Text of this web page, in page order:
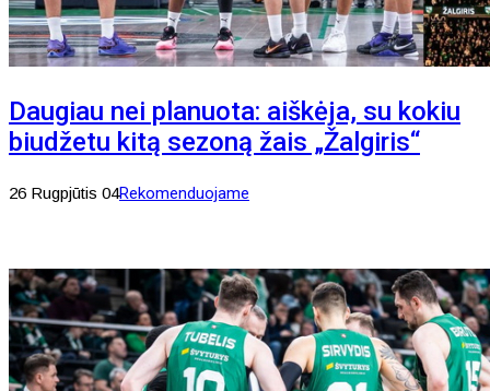
Daugiau nei planuota: aiškėja, su kokiu
biudžetu kitą sezoną žais „Žalgiris“
26 Rugpjūtis 04Rekomenduojame